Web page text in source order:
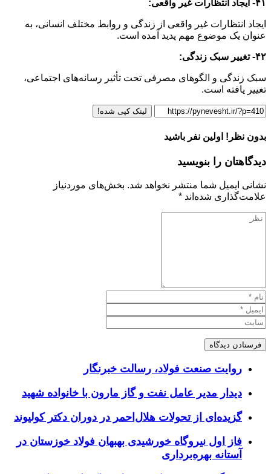
۴۱- ایجاد انتظارات غیر واقعی:
ایجاد انتظارات غیر واقعی از زندگی و روابط مختلف انسانی، به
عنوان یک موضوع مهم پدید آمده است.
۴۲- تغییر سبک زندگی:
سبک زندگی و الگوهای مصرفی تحت تأثیر رسانه‌های اجتماعی،
تغییر یافته است.
لینک کپی شده!
بدون نظر! اولین نفر باشید
دیدگاهتان را بنویسید
نشانی ایمیل شما منتشر نخواهد شد. بخش‌های موردنیاز
علامت‌گذاری شده‌اند *
روایت صنعت فولاد،‌ رسالت خبرنگار
دیدار مدیر عامل نفت و گاز مارون با خانواده شهید
گزیده‌ای از تحولات هلال‌احمر در دوران دکتر کولیوند
فاز اول نیروگاه خورشیدی بهبهان فولاد خوزستان در
آستانه بهره‌برداری